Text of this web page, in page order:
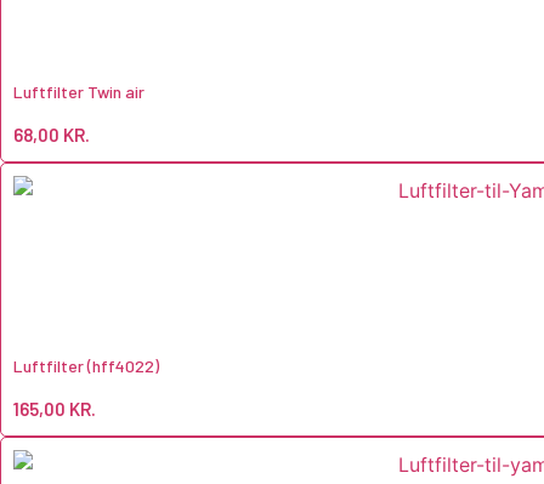
Luftfilter Twin air
68,00 KR.
Luftfilter (hff4022)
165,00 KR.